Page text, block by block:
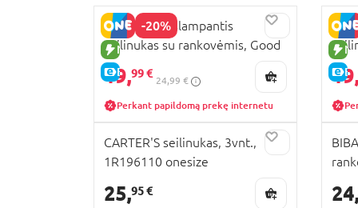
-20%
NAUJA PREKĖ
E-KAINA
SARO neperšlampantis
seilinukas su rankovėmis, Good
vives, 16590
19,99 €
24,99 €
Perkant papildomą prekę internetu
E-
free,
19,
CARTER'S seilinukas, 3vnt.,
1R196110 onesize
25,95 € 24,